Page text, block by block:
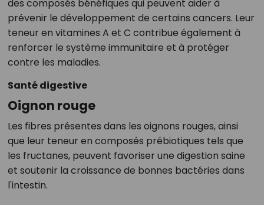
des composés bénéfiques qui peuvent aider à
prévenir le développement de certains cancers. Leur
teneur en vitamines A et C contribue également à
renforcer le système immunitaire et à protéger
contre les maladies.
Santé digestive
Oignon rouge
Les fibres présentes dans les oignons rouges, ainsi
que leur teneur en composés prébiotiques tels que
les fructanes, peuvent favoriser une digestion saine
et soutenir la croissance de bonnes bactéries dans
l'intestin.